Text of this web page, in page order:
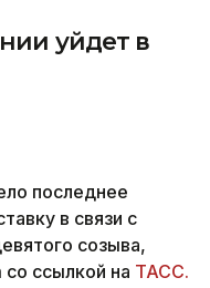
уйдет в
последнее
в связи с
созыва,
ссылкой на ТАСС.